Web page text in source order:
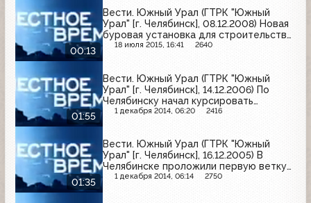
00:13
Вести. Южный Урал (ГТРК "Южный
Урал" [г. Челябинск], 08.12.2008) Новая
буровая установка для строительства
метро
18 июля 2015, 16:41 2640
01:55
Вести. Южный Урал (ГТРК "Южный
Урал" [г. Челябинск], 14.12.2006) По
Челябинску начал курсировать
рельсовый автобус
1 декабря 2014, 06:20 2416
01:35
Вести. Южный Урал (ГТРК "Южный
Урал" [г. Челябинск], 16.12.2005) В
Челябинске проложили первую ветку
метро
1 декабря 2014, 06:14 2750